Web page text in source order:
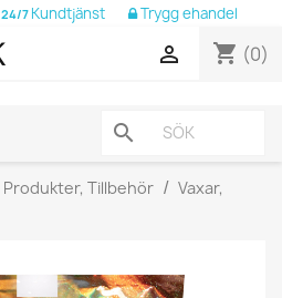
24/7 Kundtjänst Trygg ehandel
shopping_cart (0)

search
Produkter, Tillbehör
Vaxar,